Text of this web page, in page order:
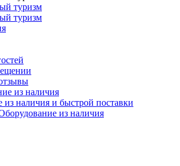
туризм
туризм
из наличия и быстрой поставки